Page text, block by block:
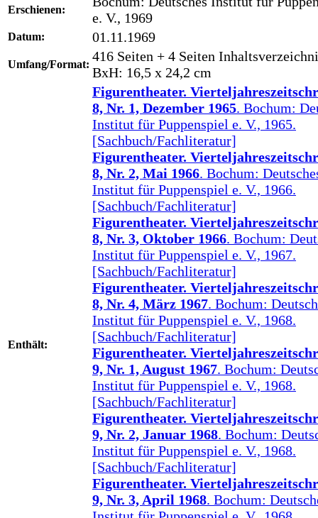
Erschienen:
e. V., 1969
Datum: 01.11.1969
Umfang/Format:
416 Seiten + 4 Seiten
BxH: 16,5 x 24,2 cm
Enthält:
Figurentheater.
8, Nr. 1, Dezember 1965. Bochum:
Institut für Puppenspiel e. V., 1965.
[Sachbuch/Fachliteratur]
Figurentheater.
8, Nr. 2, Mai 1966. Bochum:
Institut für Puppenspiel e. V., 1966.
[Sachbuch/Fachliteratur]
Figurentheater.
8, Nr. 3, Oktober 1966. Bochum:
Institut für Puppenspiel e. V., 1967.
[Sachbuch/Fachliteratur]
Figurentheater.
8, Nr. 4, März 1967. Bochum:
Institut für Puppenspiel e. V., 1968.
[Sachbuch/Fachliteratur]
Figurentheater.
9, Nr. 1, August 1967. Bochum:
Institut für Puppenspiel e. V., 1968.
[Sachbuch/Fachliteratur]
Figurentheater.
9, Nr. 2, Januar 1968. Bochum:
Institut für Puppenspiel e. V., 1968.
[Sachbuch/Fachliteratur]
Figurentheater.
9, Nr. 3, April 1968. Bochum: